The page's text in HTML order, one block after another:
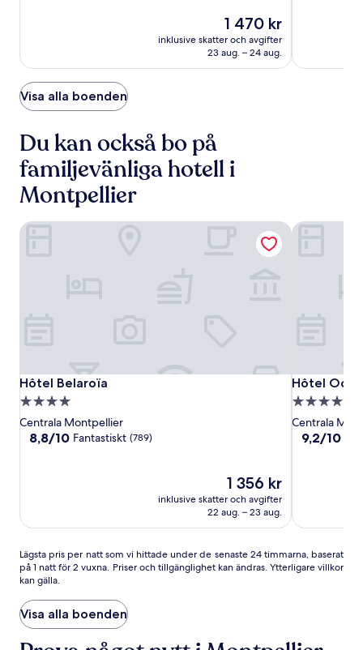
Priset
1 470 kr
1 470 kr
inklusive skatter och avgifter
23 aug. – 24 aug.
Visa alla boenden
Du kan också bo på
familjevänliga hotell i
Montpellier
Hôtel
Belaroïa
Hôtel
Belaroïa
Hôtel Belaroïa
Hôtel Belaroïa
4.0-
stjärnigt
boende
Centrala Montpellier
8.8
8,8/10 Fantastiskt (789)
Priset
1 356 kr
1 356 kr
inklusive skatter och avgifter
22 aug. – 23 aug.
Hôtel Belaroïa
Hôtel
Oceania
Le
Métropole
Montpellier
Hôtel
Hôtel
4.0-
stjärnigt
boende
Centrala
9.2
9,2/10
Hôtel
Lägsta
pris
per
natt
som
vi
hittade
Lägsta pris per natt som vi hittade under de senaste 24 timmarna, baserat
på 1 natt för 2 vuxna. Priser och tillgänglighet kan ändras. Ytterligare villkor
kan gälla.
Visa alla boenden